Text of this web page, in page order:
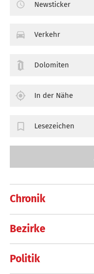
Chronik
Bezirke
Politik
Newsticker
Verkehr
Dolomiten
In der Nähe
Lesezeichen